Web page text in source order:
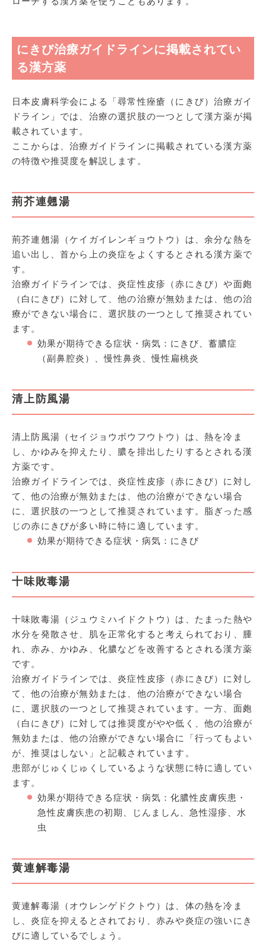
にきび治療ガイドラインに掲載されてい
る漢方薬
日本皮膚科学会による「尋常性痤瘡（にきび）治療ガイ
ドライン」では、治療の選択肢の一つとして漢方薬が掲
載されています。
ここからは、治療ガイドラインに掲載されている漢方薬
の特徴や推奨度を解説します。
荊芥連翹湯
荊芥連翹湯（ケイガイレンギョウトウ）は、余分な熱を
追い出し、首から上の炎症をよくするとされる漢方薬で
す。
治療ガイドラインでは、炎症性皮疹（赤にきび）や面皰
（白にきび）に対して、他の治療が無効または、他の治
療ができない場合に、選択肢の一つとして推奨されてい
ます。
効果が期待できる症状・病気：にきび、蓄膿症
（副鼻腔炎）、慢性鼻炎、慢性扁桃炎
清上防風湯
清上防風湯（セイジョウボウフウトウ）は、熱を冷ま
し、かゆみを抑えたり、膿を排出したりするとされる漢
方薬です。
治療ガイドラインでは、炎症性皮疹（赤にきび）に対し
て、他の治療が無効または、他の治療ができない場合
に、選択肢の一つとして推奨されています。脂ぎった感
じの赤にきびが多い時に特に適しています。
効果が期待できる症状・病気：にきび
十味敗毒湯
十味敗毒湯（ジュウミハイドクトウ）は、たまった熱や
水分を発散させ、肌を正常化すると考えられており、腫
れ、赤み、かゆみ、化膿などを改善するとされる漢方薬
です。
治療ガイドラインでは、炎症性皮疹（赤にきび）に対し
て、他の治療が無効または、他の治療ができない場合
に、選択肢の一つとして推奨されています。一方、面皰
（白にきび）に対しては推奨度がやや低く、他の治療が
無効または、他の治療ができない場合に「行ってもよい
が、推奨はしない」と記載されています。
患部がじゅくじゅくしているような状態に特に適してい
ます。
効果が期待できる症状・病気：化膿性皮膚疾患・
急性皮膚疾患の初期、じんましん、急性湿疹、水
虫
黄連解毒湯
黄連解毒湯（オウレンゲドクトウ）は、体の熱を冷ま
し、炎症を抑えるとされており、赤みや炎症の強いにき
びに適しているでしょう。